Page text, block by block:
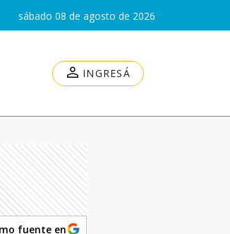
sábado 08 de agosto de 2026
INGRESÁ
fuente en